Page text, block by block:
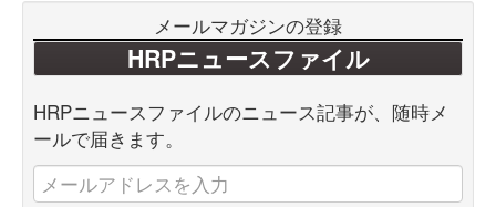
メールマガジンの登録
HRPニュースファイル
HRPニュースファイルのニュース記事が、随時メ
ールで届きます。